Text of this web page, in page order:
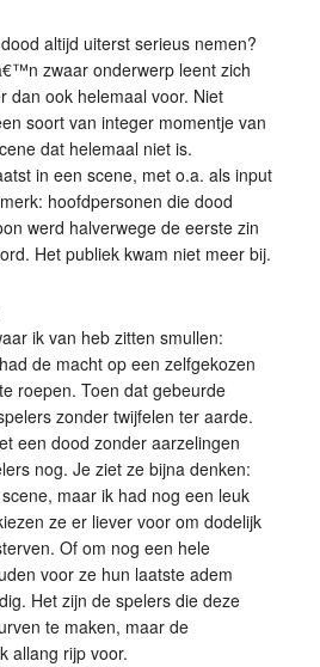
altijd uiterst serieus nemen?
zwaar onderwerp leent zich
dan ook helemaal voor. Niet
soort van integer momentje van
dat helemaal niet is.
in een scene, met o.a. als input
hoofdpersonen die dood
werd halverwege de eerste zin
Het publiek kwam niet meer bij.
ik van heb zitten smullen:
de macht op een zelfgekozen
roepen. Toen dat gebeurde
zonder twijfelen ter aarde.
een dood zonder aarzelingen
nog. Je ziet ze bijna denken:
maar ik had nog een leuk
ze er liever voor om dodelijk
Of om nog een hele
voor ze hun laatste adem
Het zijn de spelers die deze
te maken, maar de
allang rijp voor.